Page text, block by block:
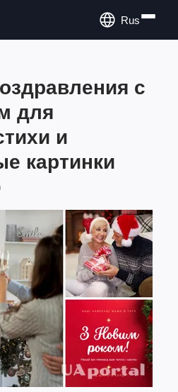
Rus
с
для
и
картинки